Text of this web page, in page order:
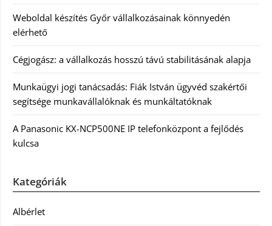
Weboldal készítés Győr vállalkozásainak könnyedén
elérhető
Cégjogász: a vállalkozás hosszú távú stabilitásának alapja
Munkaügyi jogi tanácsadás: Fiák István ügyvéd szakértői
segítsége munkavállalóknak és munkáltatóknak
A Panasonic KX-NCP500NE IP telefonközpont a fejlődés
kulcsa
Kategóriák
Albérlet